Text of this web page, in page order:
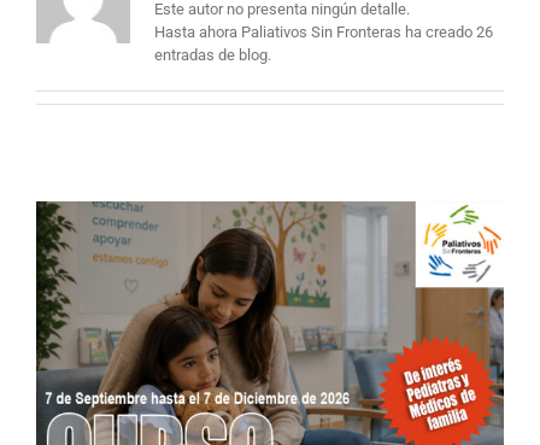
Este autor no presenta ningún detalle.
Hasta ahora Paliativos Sin Fronteras ha creado 26
entradas de blog.